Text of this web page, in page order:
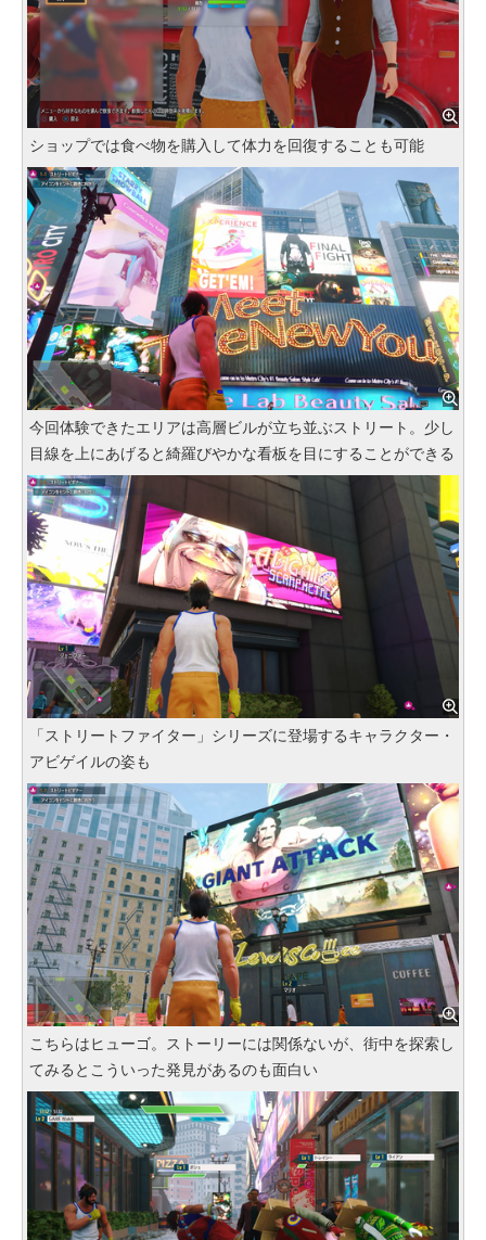
ショップでは食べ物を購入して体力を回復することも可能
今回体験できたエリアは高層ビルが立ち並ぶストリート。少し
目線を上にあげると綺羅びやかな看板を目にすることができる
「ストリートファイター」シリーズに登場するキャラクター・
アビゲイルの姿も
こちらはヒューゴ。ストーリーには関係ないが、街中を探索し
てみるとこういった発見があるのも面白い